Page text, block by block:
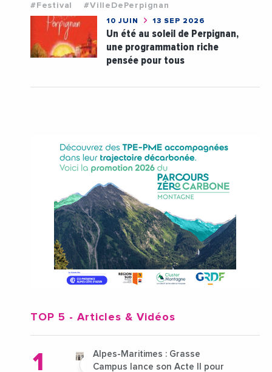
#Festival #VilleDePerpignan
10 JUIN 13 SEP 2026
Un été au soleil de Perpignan,
une programmation riche
pensée pour tous
TOP 5 - Articles & Vidéos
Alpes-Maritimes : Grasse
Campus lance son Acte II pour